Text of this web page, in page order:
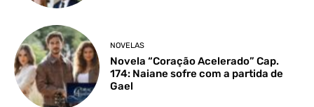
NOVELAS
Novela “Coração Acelerado” Cap.
174: Naiane sofre com a partida de
Gael